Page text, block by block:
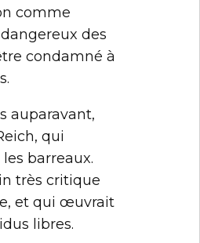
comme
des
condamné à
auparavant,
qui
barreaux.
très critique
et qui œuvrait
libres.